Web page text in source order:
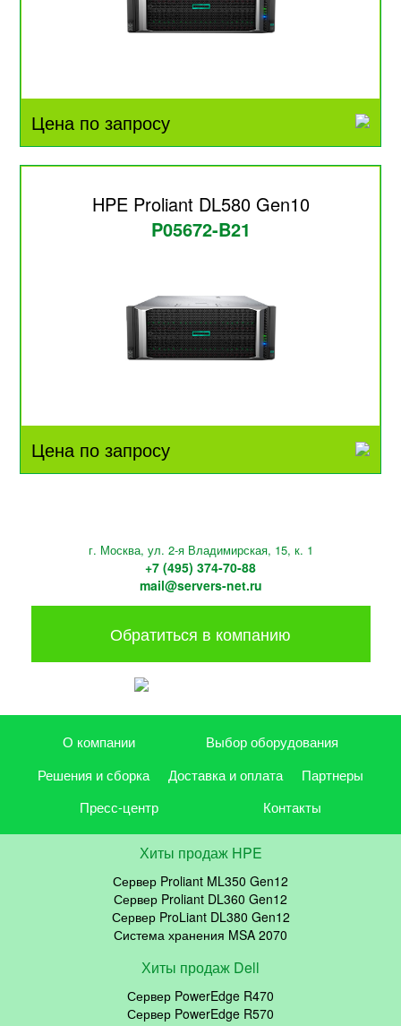
Цена по запросу
HPE Proliant DL580 Gen10
P05672-B21
Цена по запросу
г. Москва, ул. 2-я Владимирская, 15, к. 1
+7 (495) 374-70-88
mail@servers-net.ru
Обратиться в компанию
О компании
Выбор оборудования
Решения и сборка
Доставка и оплата
Партнеры
Пресс-центр
Контакты
Хиты продаж HPE
Сервер Proliant ML350 Gen12
Сервер Proliant DL360 Gen12
Сервер ProLiant DL380 Gen12
Система хранения MSA 2070
Хиты продаж Dell
Сервер PowerEdge R470
Сервер PowerEdge R570